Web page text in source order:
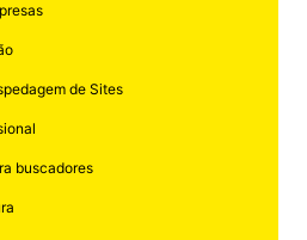
de Sites
buscadores